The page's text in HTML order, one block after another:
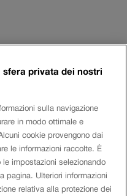
per i nostri clienti e
000 viaggi di camion al
di CO2 all’anno.
privata dei nostri
sulla navigazione
in modo ottimale e
cookie provengono dai
le informazioni raccolte. È
impostazioni selezionando
pagina. Ulteriori informazioni
relativa alla protezione dei